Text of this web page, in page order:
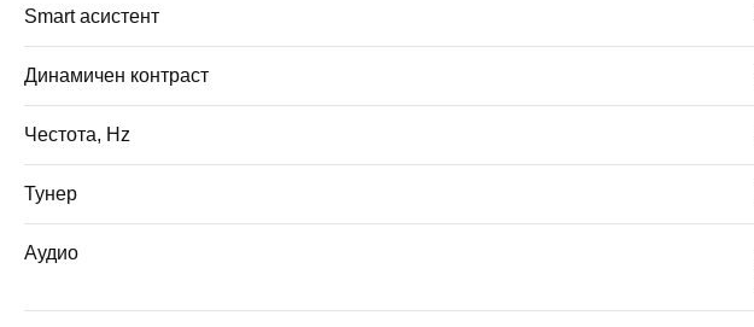
Smart асистент
Динамичен контраст
Честота, Hz
Тунер
Аудио